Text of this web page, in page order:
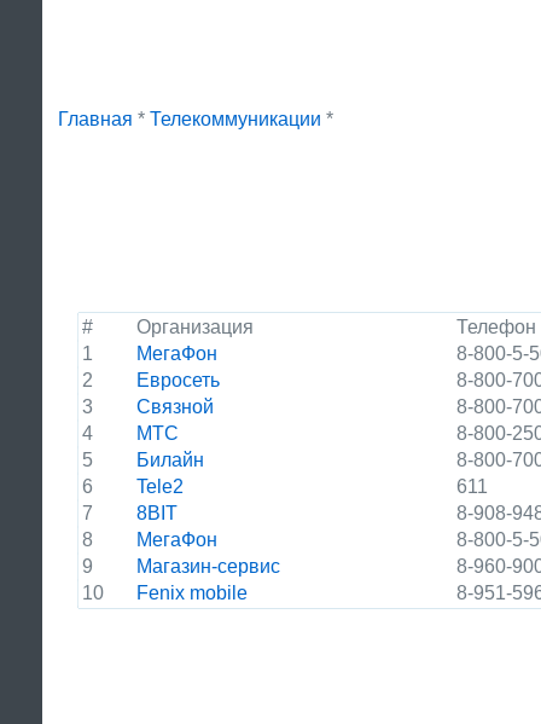
Главная * Телекоммуникации *
# Организация
Телефон
1
МегаФон
8-800-5-
2
Евросеть
8-800-
3
Связной
8-800-
4
МТС
8-800-
5
Билайн
8-800-
6
Tele2
611
7
8BIT
8-908-
8
МегаФон
8-800-5-
9
Магазин-сервис
8-960-
10
Fenix mobile 8-951-